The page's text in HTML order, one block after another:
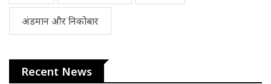
अंडमान और निकोबार
Recent News